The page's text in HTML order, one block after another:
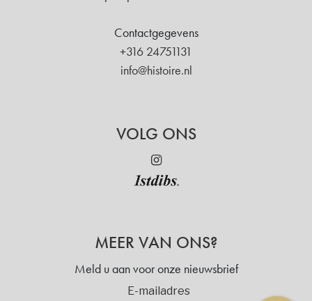
Contactgegevens
+316 24751131
info@histoire.nl
VOLG ONS
MEER VAN ONS?
Meld u aan voor onze nieuwsbrief